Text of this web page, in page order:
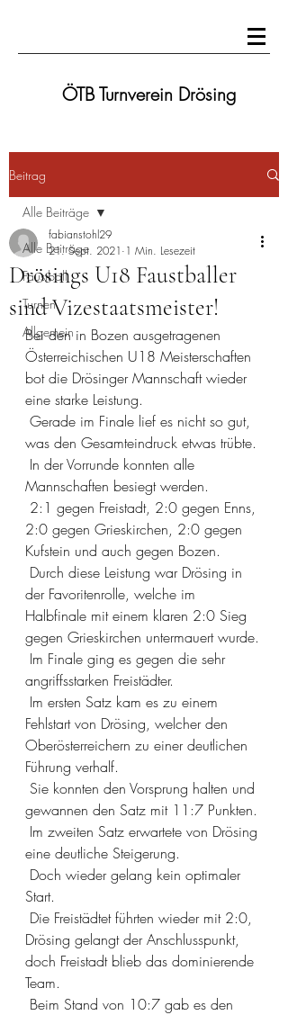
ÖTB Turnverein Drösing
Beitrag
Alle Beiträge
Faustball
Turnen
Allgemein
Alle Beiträge
Drösings U18 Faustballer
sind Vizestaatsmeister!
fabianstohl29
21. Sept. 2021 1 Min. Lesezeit
Bei den in Bozen ausgetragenen
Österreichischen U18 Meisterschaften
bot die Drösinger Mannschaft wieder
eine starke Leistung.
was den Gesamteindruck etwas trübte.
Mannschaften besiegt werden.
2:0 gegen Grieskirchen, 2:0 gegen
Kufstein und auch gegen Bozen.
der Favoritenrolle, welche im
Halbfinale mit einem klaren 2:0 Sieg
gegen Grieskirchen untermauert wurde.
angriffsstarken Freistädter.
Fehlstart von Drösing, welcher den
Oberösterreichern zu einer deutlichen
Führung verhalf.
gewannen den Satz mit 11:7 Punkten.
eine deutliche Steigerung.
Start.
Drösing gelangt der Anschlusspunkt,
doch Freistadt blieb das dominierende
Team.